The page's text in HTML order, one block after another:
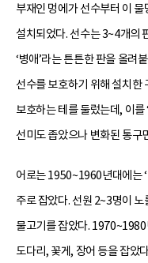
부재인 멍에가 선수부터 이
설치되었다. 선수는 3~4개의
‘병애’라는 튼튼한 판을 올려
선수를 보호하기 위해 설치한
보호하는 테를 둘렀는데, 이를
선미도 좁았으나 변화된 통구
어로는 1950~1960년대에는
주로 잡았다. 선원 2~3명이
물고기를 잡았다.
도다리, 꽃게, 장어 등을 잡았